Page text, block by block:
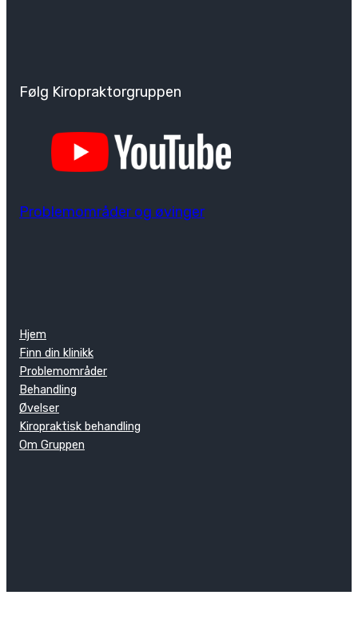
Følg Kiropraktorgruppen
Problemområder og øvinger
Hjem
Finn din klinikk
Problemområder
Behandling
Øvelser
Kiropraktisk behandling
Om Gruppen